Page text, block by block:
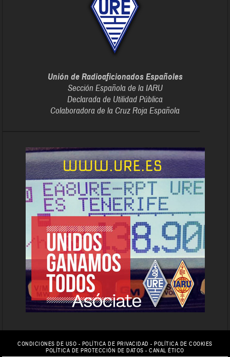
Unión de Radioaficionados Españoles
Sección Española de la IARU
Declarada de Utilidad Pública
Colaboradora de la Cruz Roja Española
CONDICIONES DE USO - POLÍTICA DE PRIVACIDAD - POLÍTICA DE COOKIES
POLÍTICA DE PROTECCIÓN DE DATOS -CANAL ÉTICO